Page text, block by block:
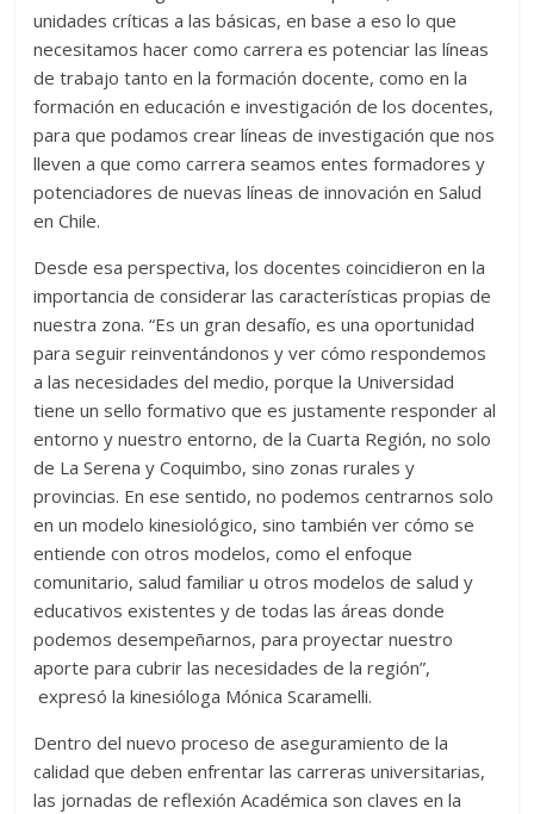
unidades críticas a las básicas, en base a eso lo que
necesitamos hacer como carrera es potenciar las líneas
de trabajo tanto en la formación docente, como en la
formación en educación e investigación de los docentes,
para que podamos crear líneas de investigación que nos
lleven a que como carrera seamos entes formadores y
potenciadores de nuevas líneas de innovación en Salud
en Chile.
Desde esa perspectiva, los docentes coincidieron en la
importancia de considerar las características propias de
nuestra zona. “Es un gran desafío, es una oportunidad
para seguir reinventándonos y ver cómo respondemos
a las necesidades del medio, porque la Universidad
tiene un sello formativo que es justamente responder al
entorno y nuestro entorno, de la Cuarta Región, no solo
de La Serena y Coquimbo, sino zonas rurales y
provincias. En ese sentido, no podemos centrarnos solo
en un modelo kinesiológico, sino también ver cómo se
entiende con otros modelos, como el enfoque
comunitario, salud familiar u otros modelos de salud y
educativos existentes y de todas las áreas donde
podemos desempeñarnos, para proyectar nuestro
aporte para cubrir las necesidades de la región”,
expresó la kinesióloga Mónica Scaramelli.
Dentro del nuevo proceso de aseguramiento de la
calidad que deben enfrentar las carreras universitarias,
las jornadas de reflexión Académica son claves en la